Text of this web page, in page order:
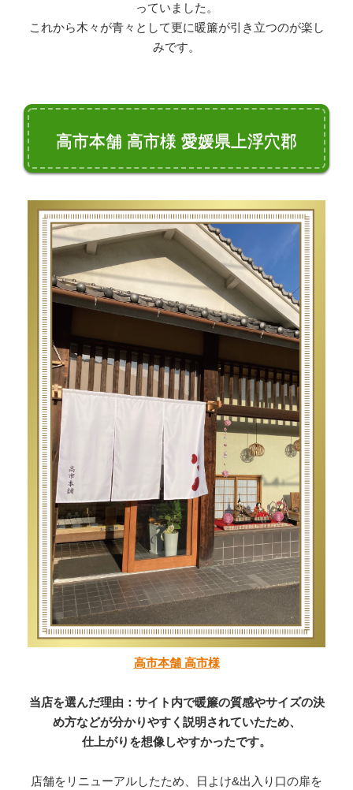
っていました。
これから木々が青々として更に暖簾が引き立つのが楽し
みです。
高市本舗 高市様 愛媛県上浮穴郡
高市本舗 高市様
当店を選んだ理由：サイト内で暖簾の質感やサイズの決
め方などが分かりやすく説明されていたため、
仕上がりを想像しやすかったです。
店舗をリニューアルしたため、日よけ&出入り口の扉を